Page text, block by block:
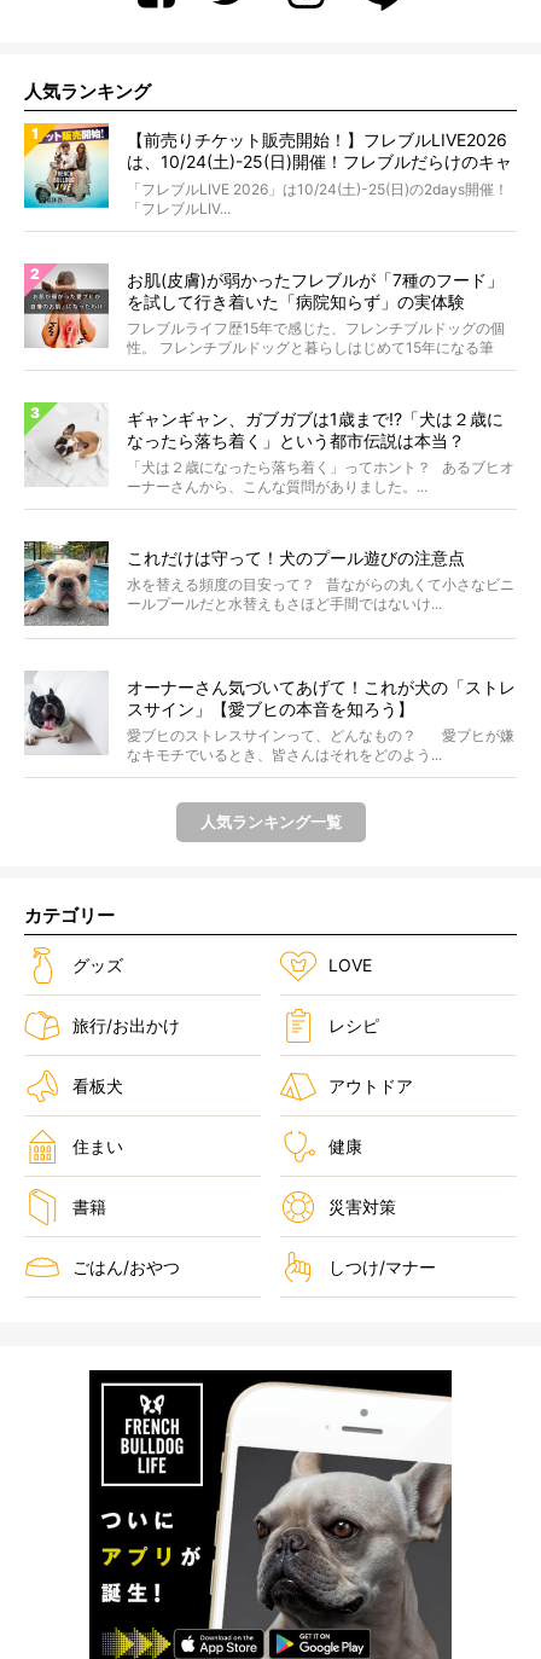
人気ランキング
【前売りチケット販売開始！】フレブルLIVE2026
は、10/24(土)-25(日)開催！フレブルだらけのキャ
ンプ・前夜祭・バスプランも新登場!?
「フレブルLIVE 2026」は10/24(土)-25(日)の2days開催！
「フレブルLIV...
お肌(皮膚)が弱かったフレブルが「7種のフード」
を試して行き着いた「病院知らず」の実体験
フレブルライフ歴15年で感じた、フレンチブルドッグの個
性。 フレンチブルドッグと暮らしはじめて15年になる筆
者...
ギャンギャン、ガブガブは1歳まで!?「犬は２歳に
なったら落ち着く」という都市伝説は本当？
「犬は２歳になったら落ち着く」ってホント？ あるブヒオ
ーナーさんから、こんな質問がありました。...
これだけは守って！犬のプール遊びの注意点
水を替える頻度の目安って？ 昔ながらの丸くて小さなビニ
ールプールだと水替えもさほど手間ではないけ...
オーナーさん気づいてあげて！これが犬の「ストレ
スサイン」【愛ブヒの本音を知ろう】
愛ブヒのストレスサインって、どんなもの？ 愛ブヒが嫌
なキモチでいるとき、皆さんはそれをどのよう...
人気ランキング一覧
カテゴリー
グッズ LOVE
旅行/お出かけ レシピ
看板犬 アウトドア
住まい 健康
書籍 災害対策
ごはん/おやつ しつけ/マナー